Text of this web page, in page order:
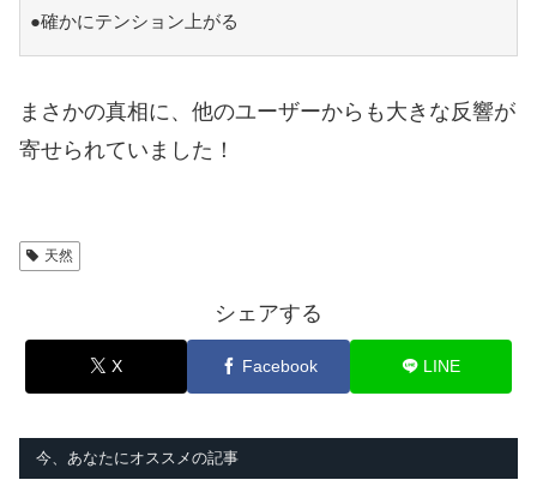
●確かにテンション上がる
まさかの真相に、他のユーザーからも大きな反響が
寄せられていました！
天然
シェアする
X Facebook LINE
今、あなたにオススメの記事